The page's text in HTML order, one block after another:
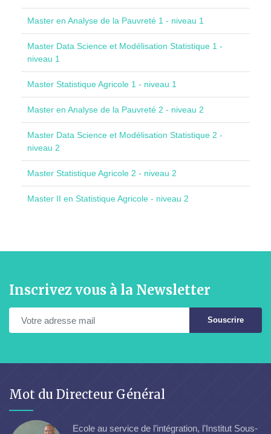
Master en Analyse de la Pauvreté 1 - niveau 1
Master Data Science et Modélisation Statistique 1 -
niveau 1
Master Statistique Agricole 1 - niveau 1
Master en Analyse de la Pauvreté 2 - niveau 2
Master Data Science et Modélisation Statistique 2 -
niveau 2
Master Statistique Agricole 2 - niveau 2
Master II en Statistique Agricole - niveau 2
Inscrivez vous à la Newsletter
Souscrire
Mot du Directeur Général
Ecole au service de l’intégration, l’Institut Sous-